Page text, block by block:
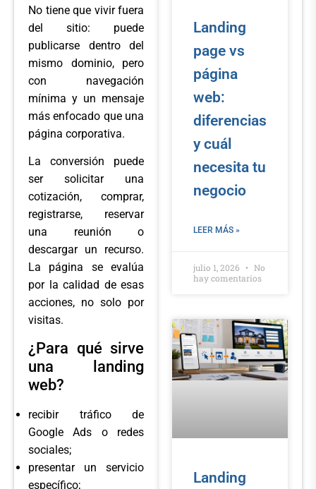
No tiene que vivir fuera
del sitio: puede
publicarse dentro del
mismo dominio, pero
con navegación
mínima y un mensaje
más enfocado que una
página corporativa.
La conversión puede
ser solicitar una
cotización, comprar,
registrarse, reservar
una reunión o
descargar un recurso.
La página se evalúa
por la calidad de esas
acciones, no solo por
visitas.
¿Para qué sirve
una landing
web?
recibir tráfico de
Google Ads o redes
sociales;
presentar un servicio
específico;
Landing
page vs
página
web:
diferencias
y cuál
necesita tu
negocio
LEER MÁS »
julio 1, 2026
No
hay comentarios
Landing